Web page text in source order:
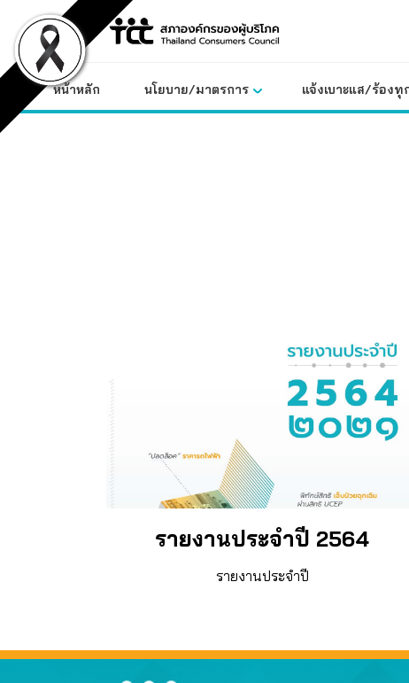
content
หน้าหลัก นโยบาย/มาตรการ แจ้งเบาะแส/ร้องทุ
รายงานประจำปี 2564
รายงานประจำปี